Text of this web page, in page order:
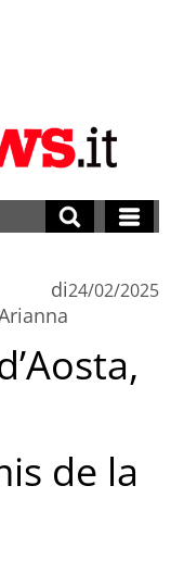
di24/02/2025
de la